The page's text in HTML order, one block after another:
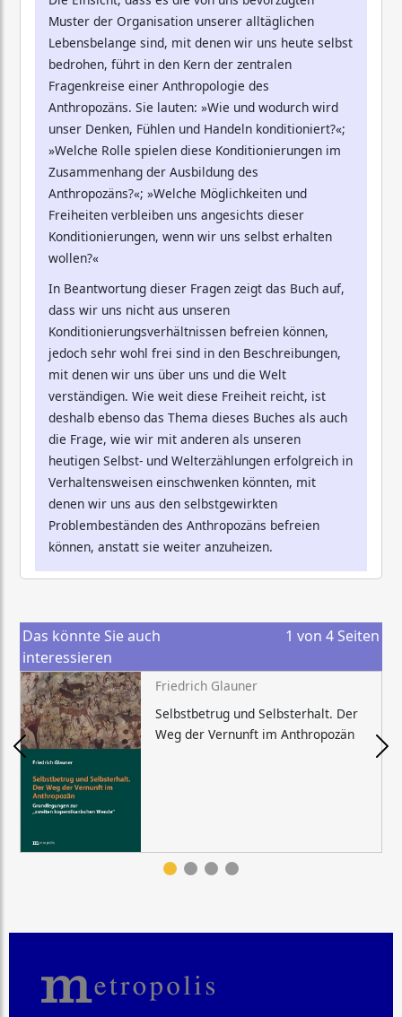
Muster der Organisation unserer alltäglichen
Lebensbelange sind, mit denen wir uns heute selbst
bedrohen, führt in den Kern der zentralen
Fragenkreise einer Anthropologie des
Anthropozäns. Sie lauten: »Wie und wodurch wird
unser Denken, Fühlen und Handeln konditioniert?«;
»Welche Rolle spielen diese Konditionierungen im
Zusammenhang der Ausbildung des
Anthropozäns?«; »Welche Möglichkeiten und
Freiheiten verbleiben uns angesichts dieser
Konditionierungen, wenn wir uns selbst erhalten
wollen?«
In Beantwortung dieser Fragen zeigt das Buch auf,
dass wir uns nicht aus unseren
Konditionierungsverhältnissen befreien können,
jedoch sehr wohl frei sind in den Beschreibungen,
mit denen wir uns über uns und die Welt
verständigen. Wie weit diese Freiheit reicht, ist
deshalb ebenso das Thema dieses Buches als auch
die Frage, wie wir mit anderen als unseren
heutigen Selbst- und Welterzählungen erfolgreich in
Verhaltensweisen einschwenken könnten, mit
denen wir uns aus den selbstgewirkten
Problembeständen des Anthropozäns befreien
können, anstatt sie weiter anzuheizen.
Das könnte Sie auch
interessieren
1 von 4 Seiten
Friedrich Glauner
Selbstbetrug und Selbsterhalt. Der
Weg der Vernunft im Anthropozän